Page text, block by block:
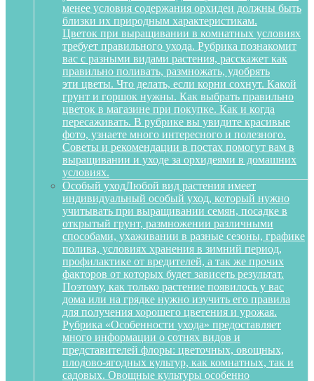
менее условия содержания орхидеи должны быть
близки их природным характеристикам.
Цветок при выращивании в комнатных условиях
требует правильного ухода. Рубрика познакомит
вас с разными видами растения, расскажет как
правильно поливать, размножать, удобрять
эти цветы. Что делать, если корни сохнут. Какой
грунт и горшок нужны. Как выбрать правильно
цветок в магазине при покупке. Как и когда
пересаживать. В рубрике вы увидите красивые
фото, узнаете много интересного и полезного.
Советы и рекомендации в постах помогут вам в
выращивании и уходе за орхидеями в домашних
условиях.
Особый уходЛюбой вид растения имеет
индивидуальный особый уход, который нужно
учитывать при выращивании семян, посадке в
открытый грунт, размножении различными
способами, ухаживании в разные сезоны, графике
полива, условиях хранения в зимний период,
профилактике от вредителей, а так же прочих
факторов от которых будет зависеть результат.
Поэтому, как только растение появилось у вас
дома или на грядке нужно изучить его правила
для получения хорошего цветения и урожая.
Рубрика «Особенности ухода» предоставляет
много информации о сотнях видов и
представителей флоры: цветочных, овощных,
плодово-ягодных культур, как комнатных, так и
садовых. Овощные культуры особенно